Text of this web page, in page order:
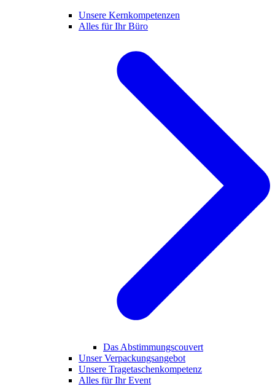
Unsere Kernkompetenzen
Alles für Ihr Büro
Das Abstimmungscouvert
Unser Verpackungsangebot
Unsere Tragetaschenkompetenz
Alles für Ihr Event